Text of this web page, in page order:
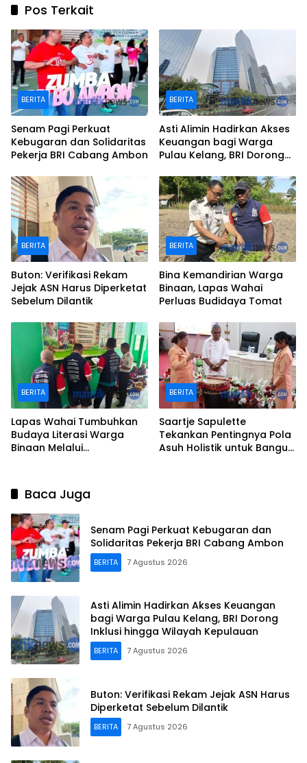
Pos Terkait
BERITA
Senam Pagi Perkuat
Kebugaran dan Solidaritas
Pekerja BRI Cabang Ambon
BERITA
Asti Alimin Hadirkan Akses
Keuangan bagi Warga
Pulau Kelang, BRI Dorong
Kepulauan
BERITA
Buton: Verifikasi Rekam
Jejak ASN Harus Diperketat
Sebelum Dilantik
BERITA
Bina Kemandirian Warga
Binaan, Lapas Wahai
Perluas Budidaya Tomat
BERITA
Lapas Wahai Tumbuhkan
Budaya Literasi Warga
Binaan Melalui
BERITA
Saartje Sapulette
Tekankan Pentingnya Pola
Asuh Holistik untuk Bangun
Baca Juga
Senam Pagi Perkuat Kebugaran dan
Solidaritas Pekerja BRI Cabang Ambon
BERITA 7 Agustus 2026
Asti Alimin Hadirkan Akses Keuangan
bagi Warga Pulau Kelang, BRI Dorong
Inklusi hingga Wilayah Kepulauan
BERITA 7 Agustus 2026
Buton: Verifikasi Rekam Jejak ASN Harus
Diperketat Sebelum Dilantik
BERITA 7 Agustus 2026